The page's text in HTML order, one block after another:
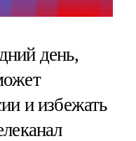
день,
и избежать